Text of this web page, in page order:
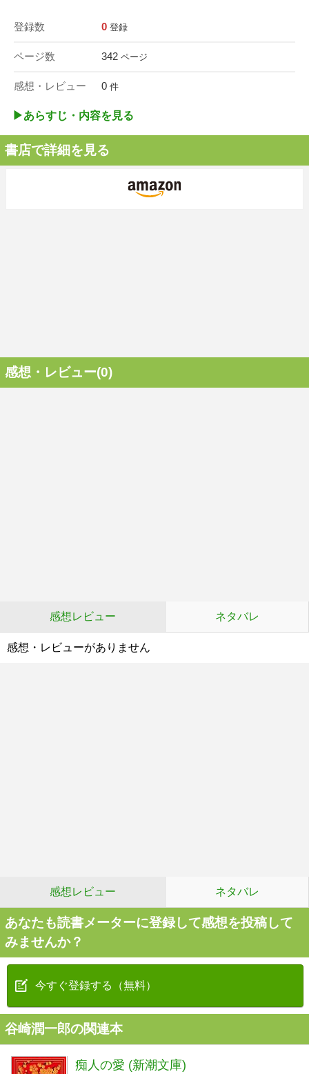
登録数 0 登録
ページ数 342 ページ
感想・レビュー 0 件
▶︎あらすじ・内容を見る
書店で詳細を見る
感想・レビュー(0)
感想レビュー ネタバレ
感想・レビューがありません
感想レビュー ネタバレ
あなたも読書メーターに登録して感想を投稿して
みませんか？
今すぐ登録する（無料）
谷崎潤一郎の関連本
痴人の愛 (新潮文庫)